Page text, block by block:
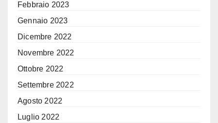
Febbraio 2023
Gennaio 2023
Dicembre 2022
Novembre 2022
Ottobre 2022
Settembre 2022
Agosto 2022
Luglio 2022